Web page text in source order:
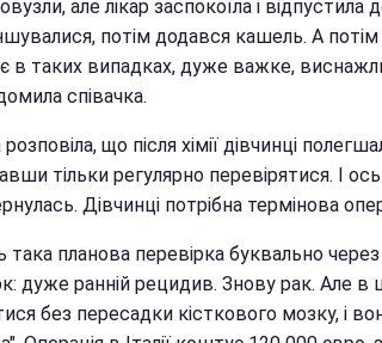
але лікар заспокоїла і
потім додався кашель. А потім
в таких випадках, дуже важке,
співачка.
розповіла, що після хімії дівчинці
тільки регулярно перевірятися. І
Дівчинці потрібна термінова
така планова перевірка буквально
дуже ранній рецидив. Знову рак. Але
без пересадки кісткового мозку, і